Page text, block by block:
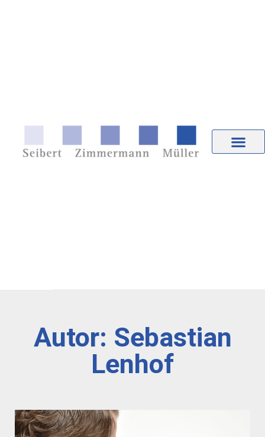
Autor: Sebastian
Lenhof